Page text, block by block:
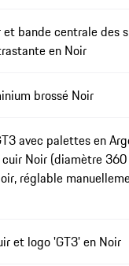
bande centrale des
en Noir
brossé Noir
avec palettes en
Noir (diamètre
réglable
et logo 'GT3' en Noir